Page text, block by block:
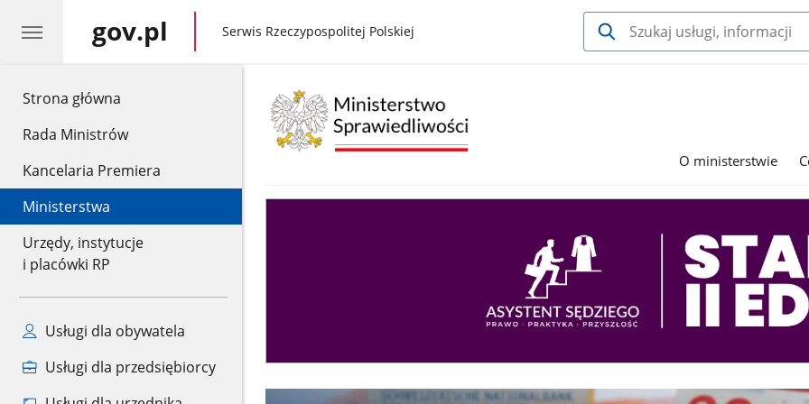
Strona główna
Rada Ministrów
Kancelaria Premiera
Ministerstwa
Urzędy, instytucje
i placówki RP
Usługi dla obywatela
Usługi dla przedsiębiorcy
gov.pl gov.pl
Serwis Rzeczypospolitej Polskiej
O ministerstwie